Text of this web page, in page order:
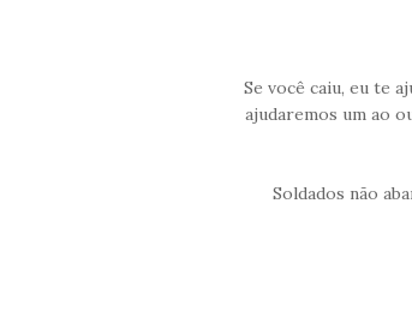
Se você caiu, eu te
ajudaremos um ao
Soldados não